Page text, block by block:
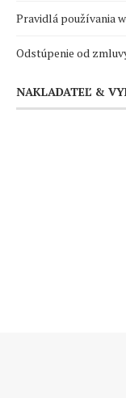
Pravidlá používania
Odstúpenie od
NAKLADATEĽ &